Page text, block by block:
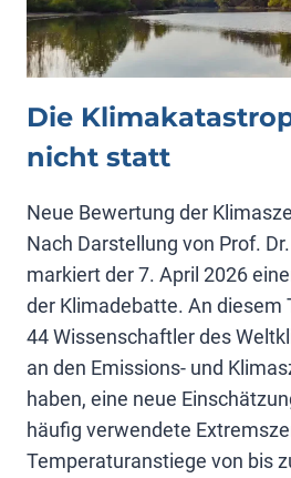
Die
nicht statt
Neue Bewertung der
Nach Darstellung von Prof.
markiert der 7. April 2026
der Klimadebatte. An diesem
44 Wissenschaftler des
an den Emissions- und
haben, eine neue
häufig verwendete
Temperaturanstiege von bis